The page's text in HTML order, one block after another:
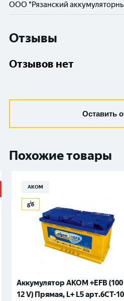
ООО "Рязанский
Отзывы
Отзывов нет
Оставить
Похожие товары
АКОМ
Аккумулятор AKOM +EFB
12 V) Прямая, L+ L5 арт.6СТ-